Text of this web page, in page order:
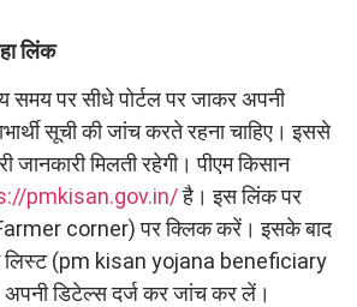
लिंक
समय पर सीधे पोर्टल पर जाकर अपनी
सूची की जांच करते रहना चाहिए। इससे
जानकारी मिलती रहेगी। पीएम किसान
pmkisan.gov.in/है। इस लिंक पर
(Farmer corner) पर क्लिक करें। इसके बाद
लिस्ट (pm kisan yojana beneficiary
डिटेल्स दर्ज कर जांच कर लें।